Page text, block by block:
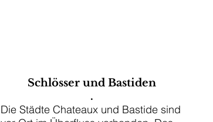
Schlösser und Bastiden
.
Die Städte Chateaux und Bastide sind